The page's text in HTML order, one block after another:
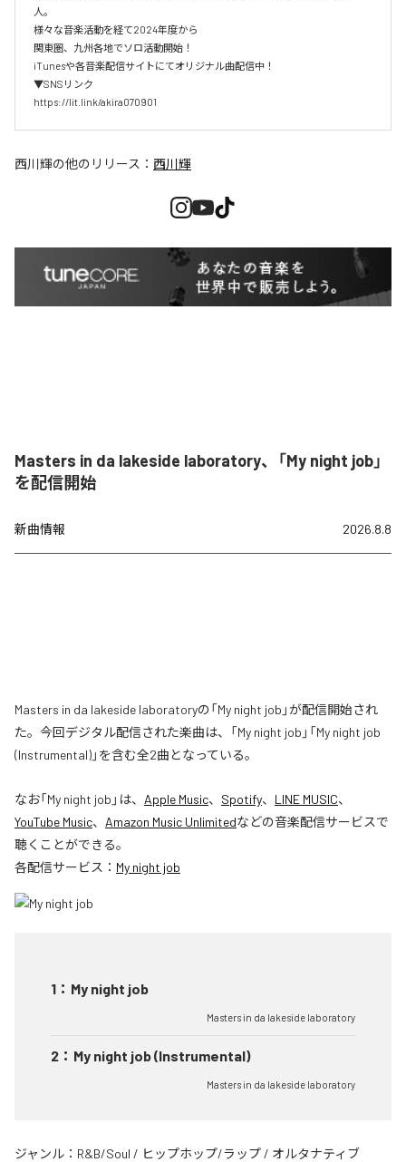
人。
様々な音楽活動を経て2024年度から
関東圏、九州各地でソロ活動開始！
iTunesや各音楽配信サイトにてオリジナル曲配信中！
▼SNSリンク
https://lit.link/akira070901
西川輝の他のリリース： 西川輝
Masters in da lakeside laboratory、「My night job」
を配信開始
新曲情報 2026.8.8
Masters in da lakeside laboratoryの「My night job」が配信開始され
た。今回デジタル配信された楽曲は、「My night job」「My night job
(Instrumental)」を含む全2曲となっている。
なお「My night job 」は、 Apple Music、 Spotify、 LINE MUSIC、
YouTube Music、 Amazon Music Unlimitedなどの音楽配信サービスで
聴くことができる。
各配信サービス： My night job
1 ： My night job
Masters in da lakeside laboratory
2 ： My night job (Instrumental)
Masters in da lakeside laboratory
ジャンル： R&B/Soul / ヒップホップ/ラップ / オルタナティブ